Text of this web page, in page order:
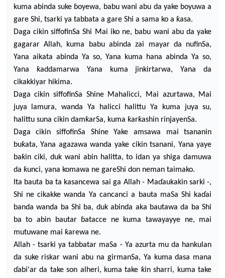
kuma abinda suke ɓoyewa, babu wani abu da yake boyuwa a
gare Shi, tsarki ya tabbata a gare Shi a sama ko a ƙasa.
Daga cikin siffofinSa Shi Mai iko ne, babu wani abu da yake
gagarar Allah, kuma babu abinda zai mayar da nufinSa,
Yana aikata abinda Ya so, Yana kuma hana abinda Ya so,
Yana ƙaddamarwa Yana kuma jinkirtarwa, Yana da
cikakkiyar hikima.
Daga cikin siffofinSa Shine Mahalicci, Mai azurtawa, Mai
juya lamura, wanda Ya ha licci halittu Ya kuma juya su,
halittu suna cikin damƙarSa, kuma ƙarƙashin rinjayenSa.
Daga cikin siffofinSa Shine Yake amsawa mai tsananin
buƙata, Yana agazawa wanda yake cikin tsanani, Yana yaye
baƙin ciki, duk wani abin halitta, to idan ya shiga damuwa
da ƙunci, yana komawa ne gareShi don neman taimako.
Ita bauta ba ta kasancewa sai ga Allah - Maɗaukakin sarki -,
Shi ne cikakke wanda Ya cancanci a bauta maSa Shi kaɗai
banda wanda ba Shi ba, duk abinda aka bautawa da ba Shi
ba to abin bautar ɓatacce ne kuma tawayayye ne, mai
mutuwane mai ƙarewa ne.
Allah - tsarki ya tabbatar maSa - Ya azurta mu da hankulan
da suke riskar wani abu na girmanSa, Ya kuma dasa mana
ɗabi'ar da take son alheri, kuma take ƙin sharri, kuma take